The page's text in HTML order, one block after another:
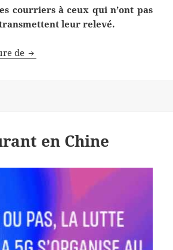
courriers à ceux qui n’ont pas
leur relevé.
de Relève
en Chine